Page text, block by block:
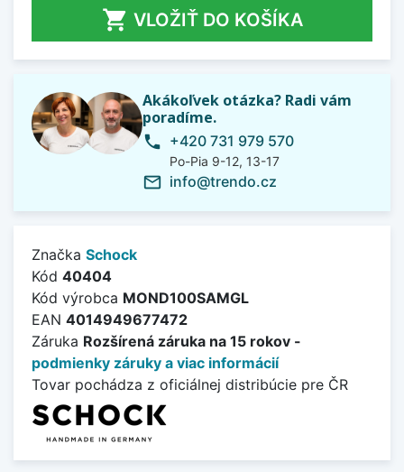
 VLOŽIŤ DO KOŠÍKA
Akákoľvek otázka? Radi vám
poradíme.
phone +420 731 979 570
Po-Pia 9-12, 13-17
mail_outline info@trendo.cz
Značka Schock
Kód 40404
Kód výrobca MOND100SAMGL
EAN 4014949677472
Záruka Rozšírená záruka na 15 rokov -
podmienky záruky a viac informácií
Tovar pochádza z oficiálnej distribúcie pre ČR